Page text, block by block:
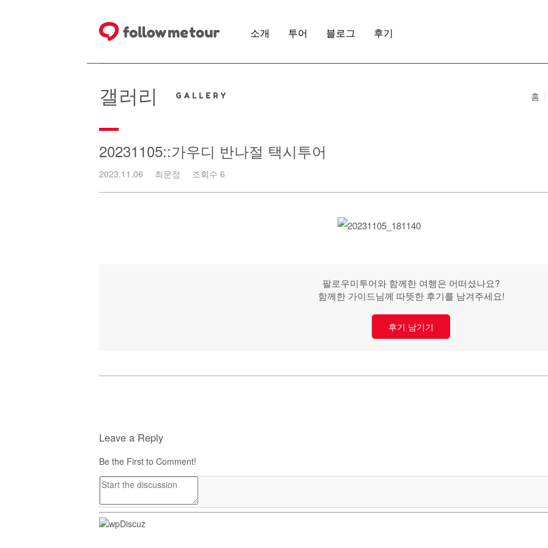
소개 투어 블로그 후기
홈
갤러리
20231105::가우디 반나절 택시투어
2023.11.06 최문정 조회수 6
팔로우미투어와 함께한 여행은 어떠셨나요?
함께한 가이드님께 따뜻한 후기를 남겨주세요!
후기 남기기
Leave a Reply
Be the First to Comment!